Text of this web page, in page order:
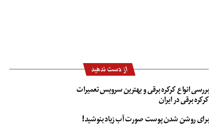
از دست ندهید
بررسی انواع کرکره برقی و بهترین سرویس تعمیرات
کرکره برقی در ایران
برای روشن شدن پوست صورت آب زیاد بنوشید!